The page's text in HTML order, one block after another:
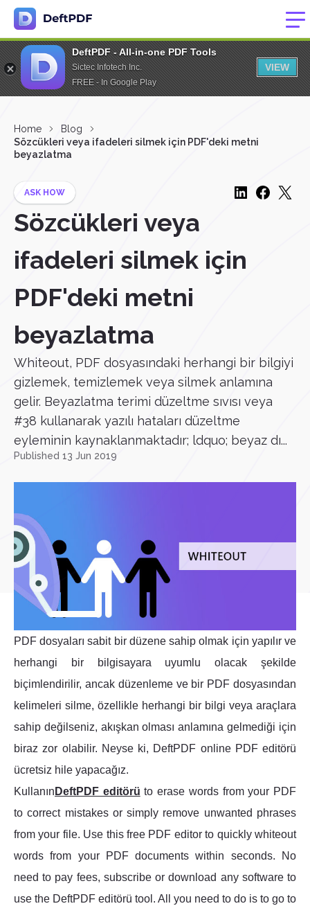
DeftPDF - All-in-one PDF Tools
Sictec Infotech Inc.
FREE - In Google Play
VIEW
Home
Blog
Sözcükleri veya ifadeleri silmek için PDF'deki metni
beyazlatma
ASK HOW
Sözcükleri veya
ifadeleri silmek için
PDF'deki metni
beyazlatma
Whiteout, PDF dosyasındaki herhangi bir bilgiyi
gizlemek, temizlemek veya silmek anlamına
gelir. Beyazlatma terimi düzeltme sıvısı veya
#38 kullanarak yazılı hataları düzeltme
eyleminin kaynaklanmaktadır; ldquo; beyaz dı...
Published 13 Jun 2019
PDF dosyaları sabit bir düzene sahip olmak için yapılır ve
herhangi bir bilgisayara uyumlu olacak şekilde
biçimlendirilir, ancak düzenleme ve bir PDF dosyasından
kelimeleri silme, özellikle herhangi bir bilgi veya araçlara
sahip değilseniz, akışkan olması anlamına gelmediği için
biraz zor olabilir. Neyse ki, DeftPDF online PDF editörü
ücretsiz hile yapacağız.
Kullanın DeftPDF editörü to erase words from your PDF
to correct mistakes or simply remove unwanted phrases
from your file. Use this free PDF editor to quickly whiteout
words from your PDF documents within seconds. No
need to pay fees, subscribe or download any software to
use the DeftPDF editörü tool. All you need to do is to go to